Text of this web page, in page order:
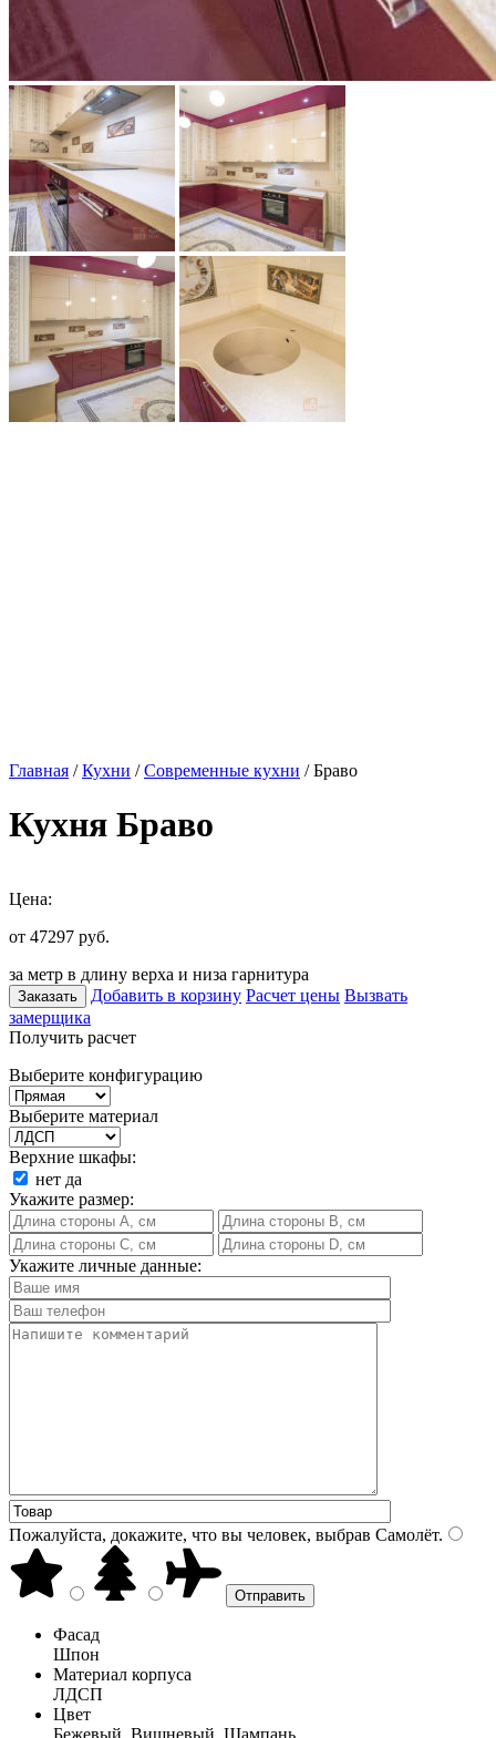
Главная /Кухни /Современные кухни / Браво
Кухня Браво
Цена:
от 47297 руб.
за метр в длину верха и низа гарнитура
Заказать Добавить в корзину Расчет цены Вызвать
замерщика
Получить расчет
Выберите конфигурацию
Выберите материал
Верхние шкафы:
нет да
Укажите размер:
Укажите личные данные:
Пожалуйста, докажите, что вы человек, выбрав Самолёт.
Фасад
Шпон
Материал корпуса
ЛДСП
Цвет
Бежевый, Вишневый, Шампань